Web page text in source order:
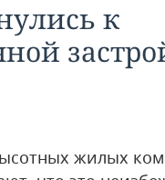
к
жилых